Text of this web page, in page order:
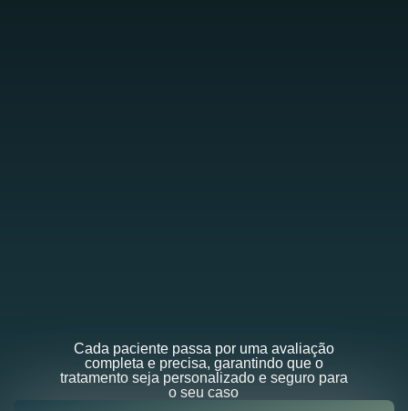
Cada paciente passa por uma avaliação
completa e precisa, garantindo que o
tratamento seja personalizado e seguro para
o seu caso